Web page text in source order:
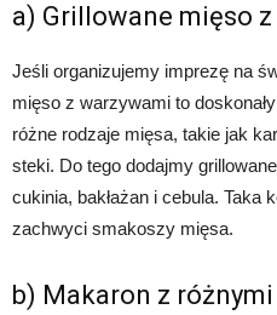
a) Grillowane mięso
Jeśli organizujemy imprezę na
mięso z warzywami to
różne rodzaje mięsa, takie jak
steki. Do tego dodajmy
cukinia, bakłażan i cebula. Taka
zachwyci smakoszy mięsa.
b) Makaron z